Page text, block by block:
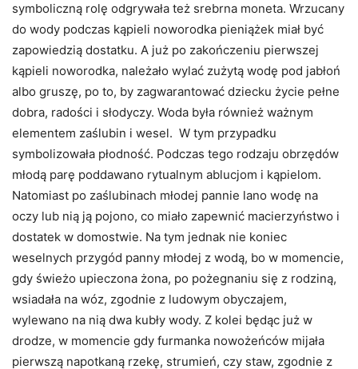
symboliczną rolę odgrywała też srebrna moneta. Wrzucany
do wody podczas kąpieli noworodka pieniążek miał być
zapowiedzią dostatku. A już po zakończeniu pierwszej
kąpieli noworodka, należało wylać zużytą wodę pod jabłoń
albo gruszę, po to, by zagwarantować dziecku życie pełne
dobra, radości i słodyczy. Woda była również ważnym
elementem zaślubin i wesel. W tym przypadku
symbolizowała płodność. Podczas tego rodzaju obrzędów
młodą parę poddawano rytualnym ablucjom i kąpielom.
Natomiast po zaślubinach młodej pannie lano wodę na
oczy lub nią ją pojono, co miało zapewnić macierzyństwo i
dostatek w domostwie. Na tym jednak nie koniec
weselnych przygód panny młodej z wodą, bo w momencie,
gdy świeżo upieczona żona, po pożegnaniu się z rodziną,
wsiadała na wóz, zgodnie z ludowym obyczajem,
wylewano na nią dwa kubły wody. Z kolei będąc już w
drodze, w momencie gdy furmanka nowożeńców mijała
pierwszą napotkaną rzekę, strumień, czy staw, zgodnie z